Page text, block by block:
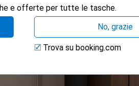
e offerte per tutte le tasche.
No, grazie
Trova su booking.com